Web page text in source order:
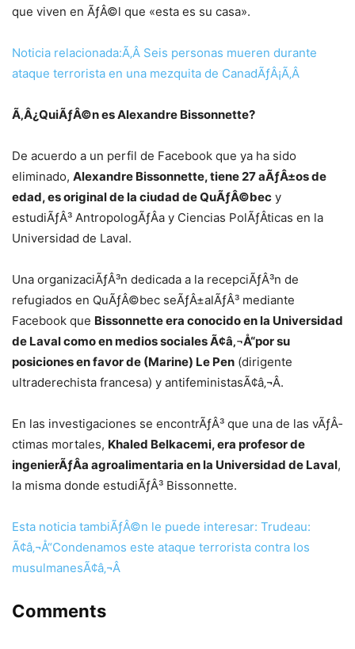
que viven en ÃƒÂ©l que «esta es su casa».
Noticia relacionada:Ã‚Â Seis personas mueren durante
ataque terrorista en una mezquita de CanadÃƒÂ¡Ã‚Â
Ã‚Â¿QuiÃƒÂ©n es Alexandre Bissonnette?
De acuerdo a un perfil de Facebook que ya ha sido
eliminado, Alexandre Bissonnette, tiene 27 aÃƒÂ±os de
edad, es original de la ciudad de QuÃƒÂ©bec y
estudiÃƒÂ³ AntropologÃƒÂ­a y Ciencias PolÃƒÂ­ticas en la
Universidad de Laval.
Una organizaciÃƒÂ³n dedicada a la recepciÃƒÂ³n de
refugiados en QuÃƒÂ©bec seÃƒÂ±alÃƒÂ³ mediante
Facebook que Bissonnette era conocido en la Universidad
de Laval como en medios sociales Ã¢â‚¬Å“por su
posiciones en favor de (Marine) Le Pen (dirigente
ultraderechista francesa) y antifeministasÃ¢â‚¬Â.
En las investigaciones se encontrÃƒÂ³ que una de las vÃƒÂ­
ctimas mortales, Khaled Belkacemi, era profesor de
ingenierÃƒÂ­a agroalimentaria en la Universidad de Laval,
la misma donde estudiÃƒÂ³ Bissonnette.
Esta noticia tambiÃƒÂ©n le puede interesar: Trudeau:
Ã¢â‚¬Å“Condenamos este ataque terrorista contra los
musulmanesÃ¢â‚¬Â
Comments